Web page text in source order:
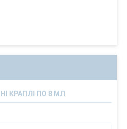
КРАПЛІ ПО 8 МЛ